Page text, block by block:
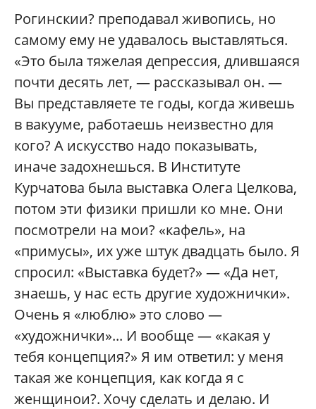
Рогинскии? преподавал живопись, но
самому ему не удавалось выставляться.
«Это была тяжелая депрессия, длившаяся
почти десять лет, — рассказывал он. —
Вы представляете те годы, когда живешь
в вакууме, работаешь неизвестно для
кого? А искусство надо показывать,
иначе задохнешься. В Институте
Курчатова была выставка Олега Целкова,
потом эти физики пришли ко мне. Они
посмотрели на мои? «кафель», на
«примусы», их уже штук двадцать было. Я
спросил: «Выставка будет?» — «Да нет,
знаешь, у нас есть другие художнички».
Очень я «люблю» это слово —
«художнички»... И вообще — «какая у
тебя концепция?» Я им ответил: у меня
такая же концепция, как когда я с
женщинои?. Хочу сделать и делаю. И